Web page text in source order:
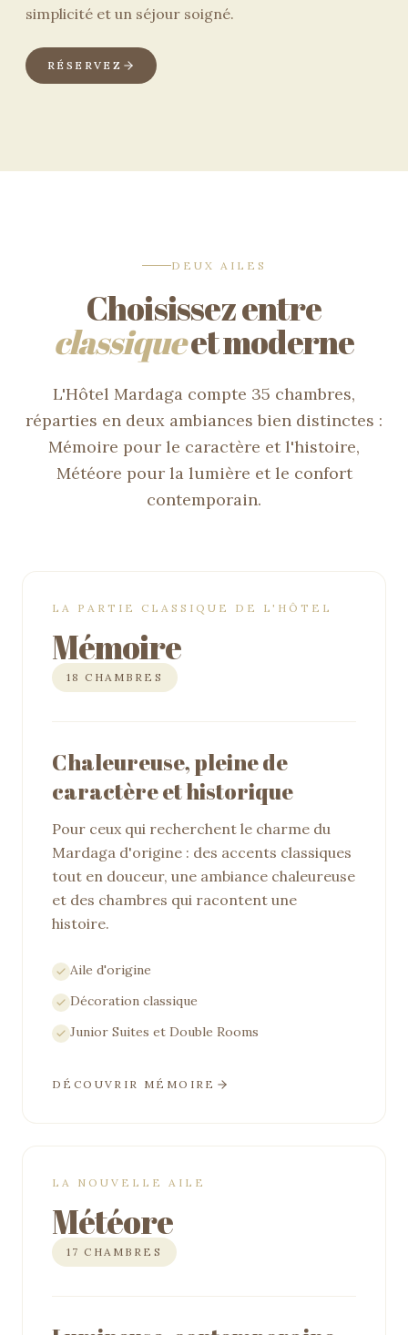
simplicité et un séjour soigné.
RÉSERVEZ
DEUX AILES
Choisissez entre
classiqueet moderne
L'Hôtel Mardaga compte 35 chambres,
réparties en deux ambiances bien distinctes :
Mémoire pour le caractère et l'histoire,
Météore pour la lumière et le confort
contemporain.
LA PARTIE CLASSIQUE DE L'HÔTEL
Mémoire
18 CHAMBRES
Chaleureuse, pleine de
caractère et historique
Pour ceux qui recherchent le charme du
Mardaga d'origine : des accents classiques
tout en douceur, une ambiance chaleureuse
et des chambres qui racontent une
histoire.
Aile d'origine
Décoration classique
Junior Suites et Double Rooms
DÉCOUVRIR MÉMOIRE
LA NOUVELLE AILE
Météore
17 CHAMBRES